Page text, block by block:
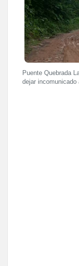
Puente Quebrada
dejar